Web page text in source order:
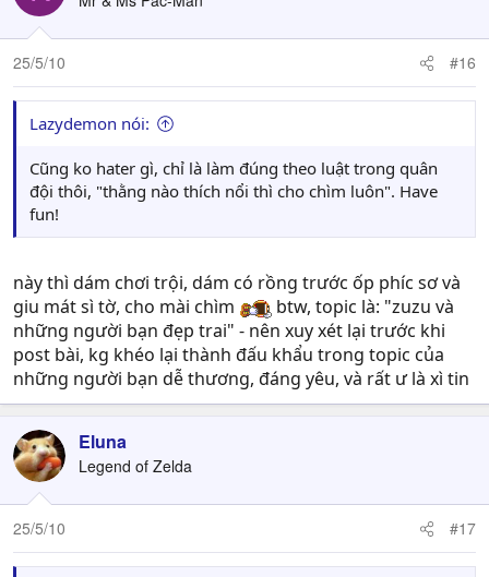
25/5/10 #16
Lazydemon nói:
Cũng ko hater gì, chỉ là làm đúng theo luật trong quân
đội thôi, "thằng nào thích nổi thì cho chìm luôn". Have
fun!
này thì dám chơi trội, dám có rồng trước ốp phíc sơ và
giu mát sì tờ, cho mài chìm
btw, topic là: "zuzu và
những người bạn đẹp trai" - nên xuy xét lại trước khi
post bài, kg khéo lại thành đấu khẩu trong topic của
những người bạn dễ thương, đáng yêu, và rất ư là xì tin
Eluna
Legend of Zelda
25/5/10 #17